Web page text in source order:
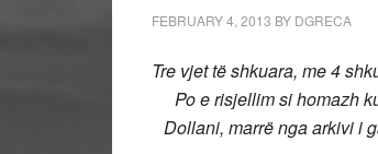
FEBRUARY 4, 2013 BY DGRECA
Tre vjet të shkuara, me 4
Po e risjellim si homazh
Dollani, marrë nga arkivi i